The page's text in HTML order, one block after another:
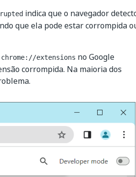
indica que o navegador
que ela pode estar corrompida
chrome://extensions no Google
corrompida. Na maioria dos